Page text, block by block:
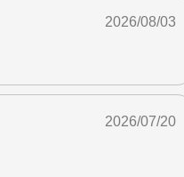
2026/08/03
2026/07/20